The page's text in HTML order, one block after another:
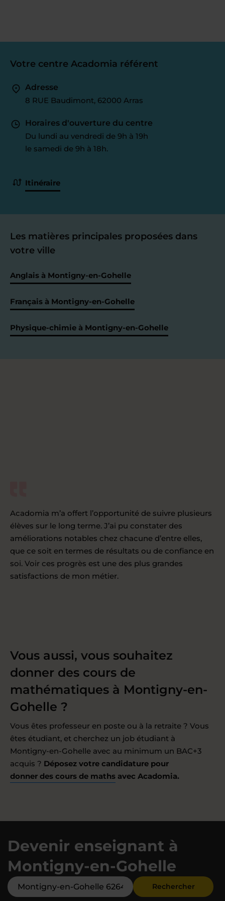
Votre centre Acadomia référent
Adresse
8 RUE Baudimont, 62000 Arras
Horaires d'ouverture du centre
Du lundi au vendredi de 9h à 19h
le samedi de 9h à 18h.
Itinéraire
Les matières principales proposées dans
votre ville
Anglais à Montigny-en-Gohelle
Français à Montigny-en-Gohelle
Physique-chimie à Montigny-en-Gohelle
Acadomia m’a offert l’opportunité de suivre plusieurs
élèves sur le long terme. J’ai pu constater des
améliorations notables chez chacune d’entre elles,
que ce soit en termes de résultats ou de confiance en
soi. Voir ces progrès est une des plus grandes
satisfactions de mon métier.
Vous aussi, vous souhaitez
donner des cours de
mathématiques à Montigny-en-
Gohelle ?
Vous êtes professeur en poste ou à la retraite ? Vous
êtes étudiant, et cherchez un job étudiant à
Montigny-en-Gohelle avec au minimum un BAC+3
acquis ? Déposez votre candidature pour
donner des cours de maths avec Acadomia.
Devenir enseignant à
Montigny-en-Gohelle
Rechercher